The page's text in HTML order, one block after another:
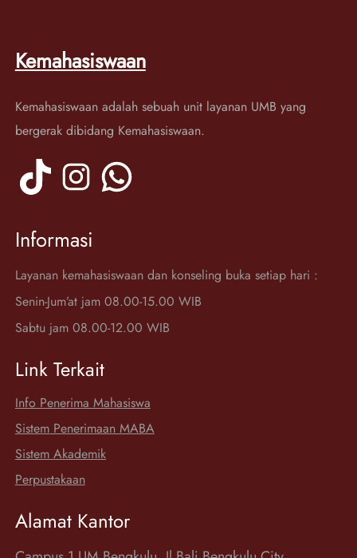
Kemahasiswaan
Kemahasiswaan adalah sebuah unit layanan UMB yang
bergerak dibidang Kemahasiswaan.
TikTok Instagram WhatsApp
Informasi
Layanan kemahasiswaan dan konseling buka setiap hari :
Senin-Jum’at jam 08.00-15.00 WIB
Sabtu jam 08.00-12.00 WIB
Link Terkait
Info Penerima Mahasiswa
Sistem Penerimaan MABA
Sistem Akademik
Perpustakaan
Alamat Kantor